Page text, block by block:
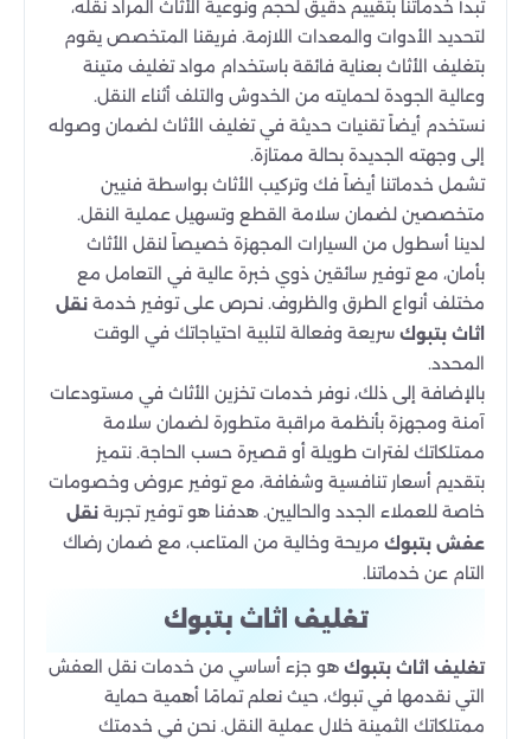
تبدأ خدماتنا بتقييم دقيق لحجم ونوعية الأثاث المراد نقله،
لتحديد الأدوات والمعدات اللازمة. فريقنا المتخصص يقوم
بتغليف الأثاث بعناية فائقة باستخدام مواد تغليف متينة
وعالية الجودة لحمايته من الخدوش والتلف أثناء النقل.
نستخدم أيضاً تقنيات حديثة في تغليف الأثاث لضمان وصوله
إلى وجهته الجديدة بحالة ممتازة.
تشمل خدماتنا أيضاً فك وتركيب الأثاث بواسطة فنيين
متخصصين لضمان سلامة القطع وتسهيل عملية النقل.
لدينا أسطول من السيارات المجهزة خصيصاً لنقل الأثاث
بأمان، مع توفير سائقين ذوي خبرة عالية في التعامل مع
مختلف أنواع الطرق والظروف. نحرص على توفير خدمة نقل
اثاث بتبوك سريعة وفعالة لتلبية احتياجاتك في الوقت
المحدد.
بالإضافة إلى ذلك، نوفر خدمات تخزين الأثاث في مستودعات
آمنة ومجهزة بأنظمة مراقبة متطورة لضمان سلامة
ممتلكاتك لفترات طويلة أو قصيرة حسب الحاجة. نتميز
بتقديم أسعار تنافسية وشفافة، مع توفير عروض وخصومات
خاصة للعملاء الجدد والحاليين. هدفنا هو توفير تجربة نقل
عفش بتبوك مريحة وخالية من المتاعب، مع ضمان رضاك
التام عن خدماتنا.
تغليف اثاث بتبوك
تغليف اثاث بتبوك هو جزء أساسي من خدمات نقل العفش
التي نقدمها في تبوك، حيث نعلم تمامًا أهمية حماية
ممتلكاتك الثمينة خلال عملية النقل. نحن في خدمتك